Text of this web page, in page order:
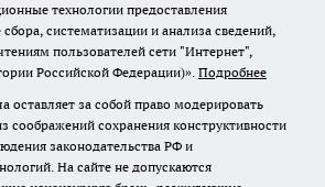
технологии предоставления
систематизации и анализа сведений,
пользователей сети "Интернет",
Российской Федерации)». Подробнее
оставляет за собой право модерировать
соображений сохранения конструктивности
законодательства РФ и
На сайте не допускаются